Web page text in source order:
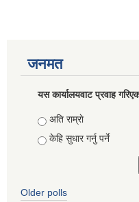
जनमत
यस कार्यालयवाट प्रवाह
Choices
अति राम्राे
केहि सुधार गर्नु पर्ने
Older polls